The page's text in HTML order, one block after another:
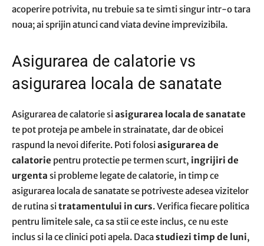
acoperire potrivita, nu trebuie sa te simti singur intr-o tara
noua; ai sprijin atunci cand viata devine imprevizibila.
Asigurarea de calatorie vs
asigurarea locala de sanatate
Asigurarea de calatorie siasigurarea locala de sanatate
te pot proteja pe ambele in strainatate, dar de obicei
raspund la nevoi diferite. Poti folosiasigurarea de
calatorie pentru protectie pe termen scurt, ingrijiri de
urgenta si probleme legate de calatorie, in timp ce
asigurarea locala de sanatate se potriveste adesea vizitelor
de rutina sitratamentului in curs. Verifica fiecare politica
pentru limitele sale, ca sa stii ce este inclus, ce nu este
inclus si la ce clinici poti apela. Dacastudiezi timp de luni,